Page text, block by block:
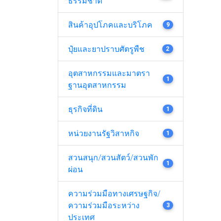
สินค้าอุปโภคและบริโภค 9
ปุ๋ยและยาปราบศัตรูพืช 2
อุตสาหกรรมและมาตรา
ฐานอุตสาหกรรม
1
ธุรกิจที่ดิน 1
หน่วยงานรัฐวิสาหกิจ 1
สวนสนุก/สวนสัตว์/สวนพัก
ผ่อน
1
ความร่วมมือทางเศรษฐกิจ/
ความร่วมมือระหว่าง
ประเทศ
3